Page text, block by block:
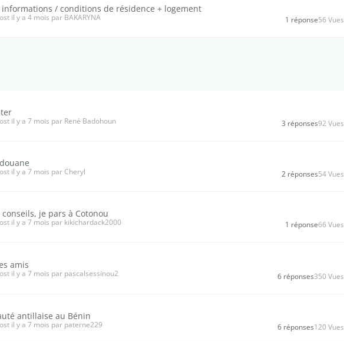
informations / conditions de résidence + logement
il y a 4 mois par BAKARYNA 1 réponse56 Vues
il y a 7 mois par René Badohoun 3 réponses92 Vues
il y a 7 mois par Cheryl 2 réponses54 Vues
conseils, je pars à Cotonou
il y a 7 mois par kikichardack2000 1 réponse66 Vues
amis
il y a 7 mois par pascalsessinou2 6 réponses350 Vues
antillaise au Bénin
il y a 7 mois par paterne229 6 réponses120 Vues